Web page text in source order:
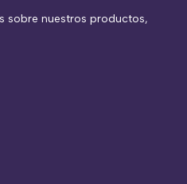
sobre nuestros productos,